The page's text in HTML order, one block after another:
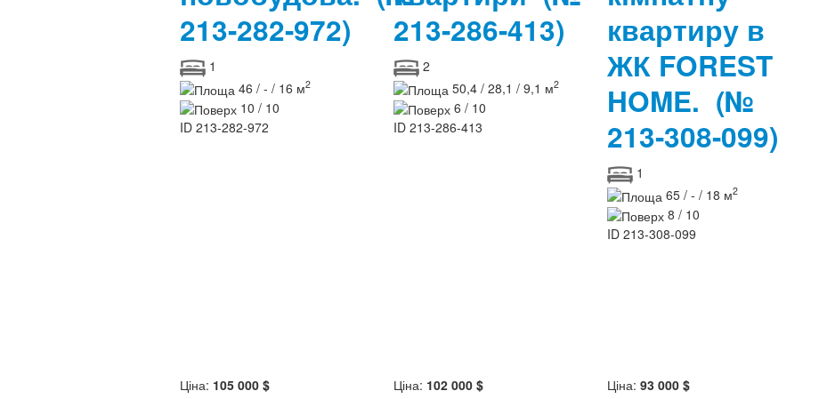
213-282-972)
1
46 / - / 16 м2
10 / 10
ID 213-282-972
213-286-413)
2
50,4 / 28,1 / 9,1 м2
6 / 10
ID 213-286-413
квартиру в
ЖК FOREST
HOME. (№
213-308-099)
1
65 / - / 18 м2
8 / 10
ID 213-308-099
Ціна: 105 000 $ Ціна: 102 000 $ Ціна: 93 000 $